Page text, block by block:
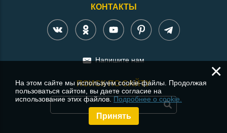
КОНТАКТЫ
Напишите нам
ПОИСК ПО САЙТУ
×
На этом сайте мы используем cookie-файлы. Продолжая
пользоваться сайтом, вы даете согласие на
использование этих файлов.Подробнее о cookie.
Принять